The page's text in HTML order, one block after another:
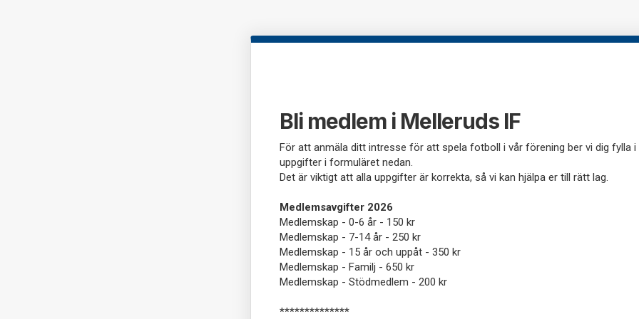
Bli medlem i Melleruds IF
För att anmäla ditt intresse för att spela fotboll i vår förening ber vi dig fylla i
uppgifter i formuläret nedan.
Det är viktigt att alla uppgifter är korrekta, så vi kan hjälpa er till rätt lag.
Medlemsavgifter 2026
Medlemskap - 0-6 år - 150 kr
Medlemskap - 7-14 år - 250 kr
Medlemskap - 15 år och uppåt - 350 kr
Medlemskap - Familj - 650 kr
Medlemskap - Stödmedlem - 200 kr
**************